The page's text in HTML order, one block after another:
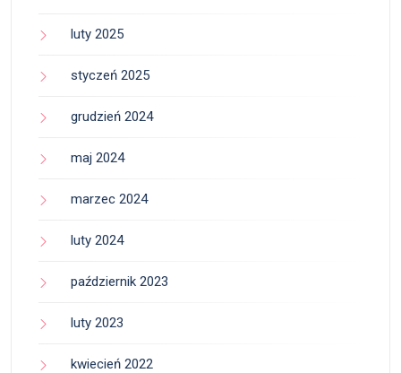
luty 2025
styczeń 2025
grudzień 2024
maj 2024
marzec 2024
luty 2024
październik 2023
luty 2023
kwiecień 2022